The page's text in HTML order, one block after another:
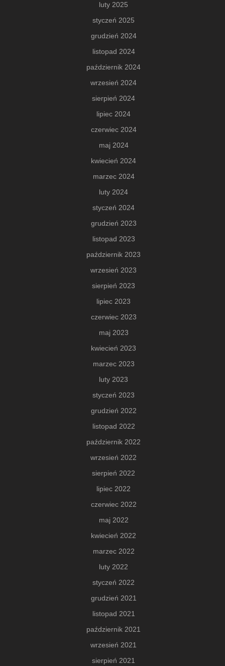
luty 2025
styczeń 2025
grudzień 2024
listopad 2024
październik 2024
wrzesień 2024
sierpień 2024
lipiec 2024
czerwiec 2024
maj 2024
kwiecień 2024
marzec 2024
luty 2024
styczeń 2024
grudzień 2023
listopad 2023
październik 2023
wrzesień 2023
sierpień 2023
lipiec 2023
czerwiec 2023
maj 2023
kwiecień 2023
marzec 2023
luty 2023
styczeń 2023
grudzień 2022
listopad 2022
październik 2022
wrzesień 2022
sierpień 2022
lipiec 2022
czerwiec 2022
maj 2022
kwiecień 2022
marzec 2022
luty 2022
styczeń 2022
grudzień 2021
listopad 2021
październik 2021
wrzesień 2021
sierpień 2021